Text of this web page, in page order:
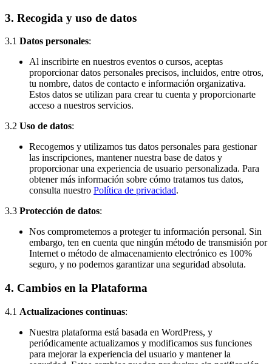
3. Recogida y uso de datos
3.1 Datos personales:
Al inscribirte en nuestros eventos o cursos, aceptas
proporcionar datos personales precisos, incluidos, entre otros,
tu nombre, datos de contacto e información organizativa.
Estos datos se utilizan para crear tu cuenta y proporcionarte
acceso a nuestros servicios.
3.2 Uso de datos:
Recogemos y utilizamos tus datos personales para gestionar
las inscripciones, mantener nuestra base de datos y
proporcionar una experiencia de usuario personalizada. Para
obtener más información sobre cómo tratamos tus datos,
consulta nuestro Política de privacidad.
3.3 Protección de datos:
Nos comprometemos a proteger tu información personal. Sin
embargo, ten en cuenta que ningún método de transmisión por
Internet o método de almacenamiento electrónico es 100%
seguro, y no podemos garantizar una seguridad absoluta.
4. Cambios en la Plataforma
4.1 Actualizaciones continuas:
Nuestra plataforma está basada en WordPress, y
periódicamente actualizamos y modificamos sus funciones
para mejorar la experiencia del usuario y mantener la